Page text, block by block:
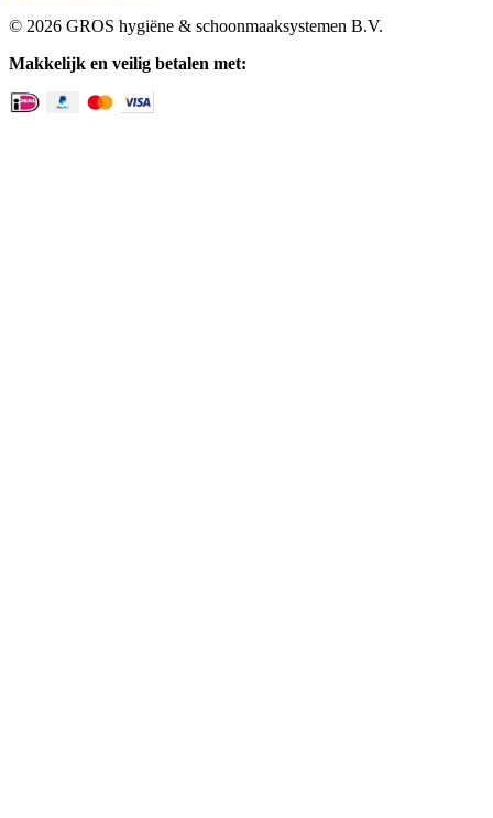
© 2026 GROS hygiëne & schoonmaaksystemen B.V.
Makkelijk en veilig betalen met: